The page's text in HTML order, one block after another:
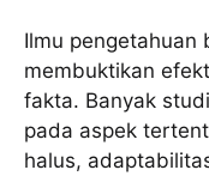
Ilmu pengetahuan
membuktikan
fakta. Banyak
pada aspek
halus,